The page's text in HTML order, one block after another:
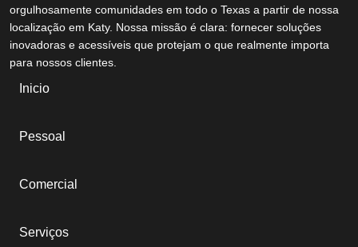
orgulhosamente comunidades em todo o Texas a partir de nossa
localização em Katy. Nossa missão é clara: fornecer soluções
inovadoras e acessíveis que protejam o que realmente importa
para nossos clientes.
Inicio
Pessoal
Comercial
Serviços